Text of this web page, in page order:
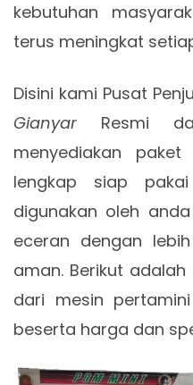
kebutuhan
terus meningkat
Disini kami Pusat
Gianyar Resmi
menyediakan paket
lengkap siap
digunakan oleh
eceran dengan
aman. Berikut
dari mesin
beserta harga dan